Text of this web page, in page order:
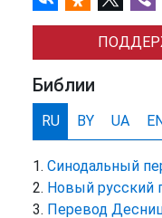
Библии
RU BY UA
Синодальный
Новый русский
Перевод